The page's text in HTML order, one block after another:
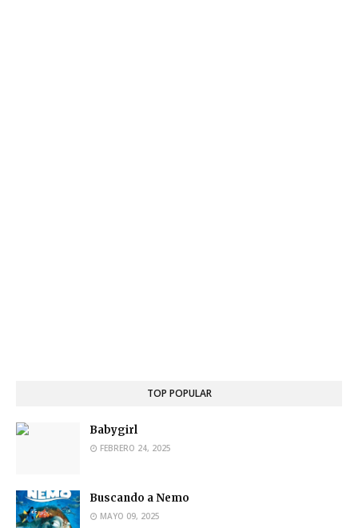
TOP POPULAR
Babygirl
FEBRERO 24, 2025
Buscando a Nemo
MAYO 09, 2025